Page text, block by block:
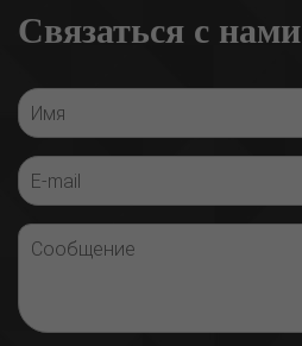
Связаться с нами